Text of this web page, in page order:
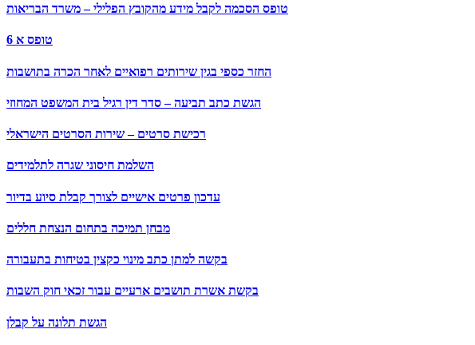
טופס הסכמה לקבל מידע מהקובץ הפלילי – משרד הבריאות
טופס א 6
החזר כספי בגין שירותים רפואיים לאחר הכרה בתושבות
הגשת כתב תביעה – סדר דין רגיל בית המשפט המחוזי
רכישת סרטים – שירות הסרטים הישראלי
השלמת חיסוני שגרה לתלמידים
עדכון פרטים אישיים לצורך קבלת סיוע בדיור
מבחן תמיכה בתחום הנצחת חללים
בקשה למתן כתב מינוי כקצין בטיחות בתעבורה
בקשת אשרת תושבים ארעיים עבור זכאי חוק השבות
הגשת תלונה על קבלן